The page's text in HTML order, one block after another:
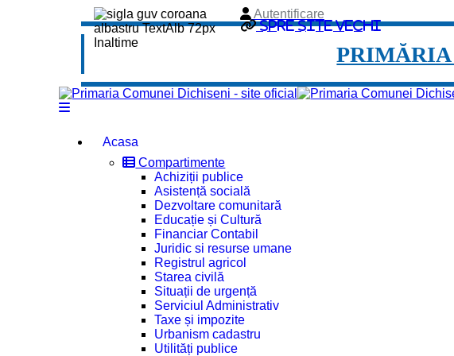
Spre site vechi
Autentificare
Acasa
Compartimente
Achiziții publice
Asistență socială
Dezvoltare comunitară
Educație și Cultură
Financiar Contabil
Juridic si resurse umane
Registrul agricol
Starea civilă
Situații de urgență
Serviciul Administrativ
Taxe și impozite
Urbanism cadastru
Utilități publice